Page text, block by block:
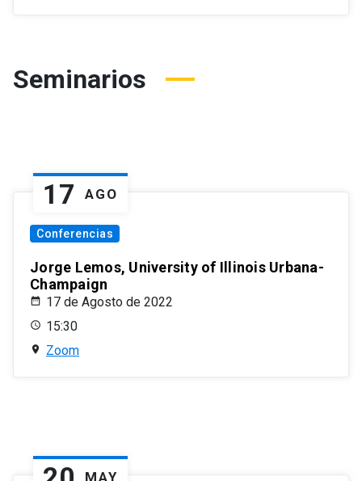
Seminarios
17 AGO
Conferencias
Jorge Lemos, University of Illinois Urbana-
Champaign
17 de Agosto de 2022
15:30
Zoom
MAY